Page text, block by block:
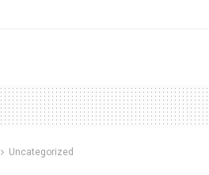
Uncategorized